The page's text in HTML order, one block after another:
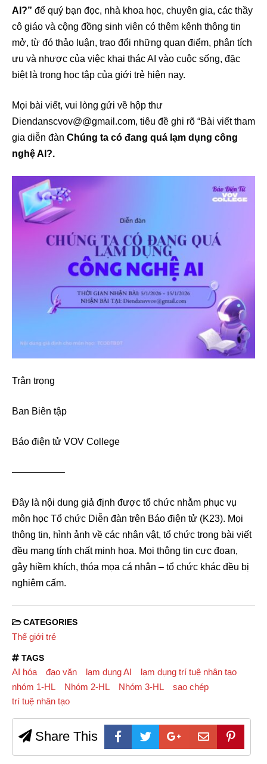
AI?” để quý bạn đọc, nhà khoa học, chuyên gia, các thầy
cô giáo và cộng đồng sinh viên có thêm kênh thông tin
mở, từ đó thảo luận, trao đổi những quan điểm, phân tích
ưu và nhược của việc khai thác AI vào cuộc sống, đặc
biệt là trong học tập của giới trẻ hiện nay.
Mọi bài viết, vui lòng gửi về hộp thư
Diendanscvov@@gmail.com, tiêu đề ghi rõ “Bài viết tham
gia diễn đàn Chúng ta có đang quá lạm dụng công
nghệ AI?.
Trân trọng
Ban Biên tập
Báo điện tử VOV College
—————–
Đây là nội dung giả định được tổ chức nhằm phục vụ
môn học Tổ chức Diễn đàn trên Báo điện tử (K23). Mọi
thông tin, hình ảnh về các nhân vật, tổ chức trong bài viết
đều mang tính chất minh họa. Mọi thông tin cực đoan,
gây hiềm khích, thóa mọa cá nhân – tổ chức khác đều bị
nghiêm cấm.
CATEGORIES
Thế giới trẻ
TAGS
AI hóa đạo văn lạm dụng AI
lạm dụng trí tuệ nhân tạo
nhóm 1-HL
Nhóm 2-HL Nhóm 3-HL
sao chép
trí tuệ nhân tạo
Share This